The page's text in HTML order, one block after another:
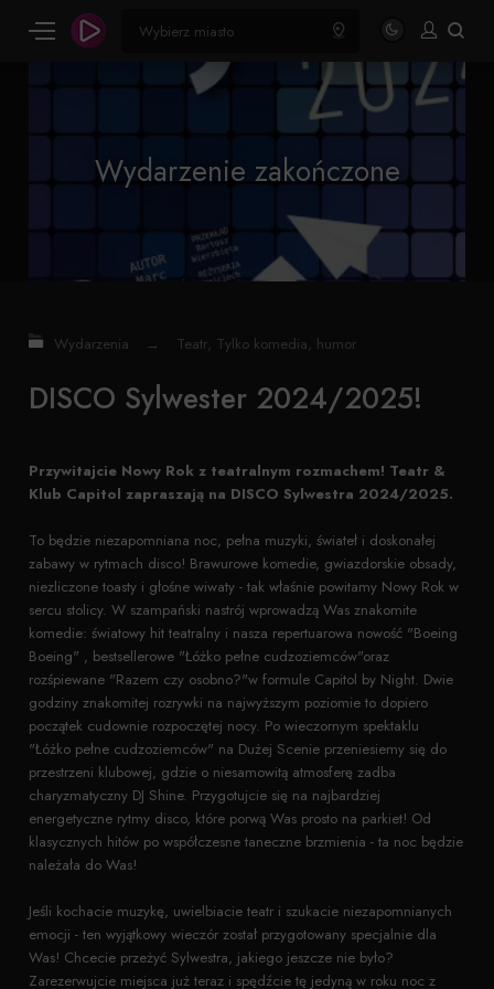
Wydarzenie zakończone
Wydarzenia → Teatr, Tylko komedia, humor
DISCO Sylwester 2024/2025!
Przywitajcie Nowy Rok z teatralnym rozmachem! Teatr &
Klub Capitol zapraszają na DISCO Sylwestra 2024/2025.
To będzie niezapomniana noc, pełna muzyki, świateł i doskonałej
zabawy w rytmach disco! Brawurowe komedie, gwiazdorskie obsady,
niezliczone toasty i głośne wiwaty - tak właśnie powitamy Nowy Rok w
sercu stolicy. W szampański nastrój wprowadzą Was znakomite
komedie: światowy hit teatralny i nasza repertuarowa nowość "Boeing
Boeing" , bestsellerowe "Łóżko pełne cudzoziemców"oraz
rozśpiewane "Razem czy osobno?"w formule Capitol by Night. Dwie
godziny znakomitej rozrywki na najwyższym poziomie to dopiero
początek cudownie rozpoczętej nocy. Po wieczornym spektaklu
"Łóżko pełne cudzoziemców" na Dużej Scenie przeniesiemy się do
przestrzeni klubowej, gdzie o niesamowitą atmosferę zadba
charyzmatyczny DJ Shine. Przygotujcie się na najbardziej
energetyczne rytmy disco, które porwą Was prosto na parkiet! Od
klasycznych hitów po współczesne taneczne brzmienia - ta noc będzie
należała do Was!
Jeśli kochacie muzykę, uwielbiacie teatr i szukacie niezapomnianych
emocji - ten wyjątkowy wieczór został przygotowany specjalnie dla
Was! Chcecie przeżyć Sylwestra, jakiego jeszcze nie było?
Zarezerwujcie miejsca już teraz i spędźcie tę jedyną w roku noc z